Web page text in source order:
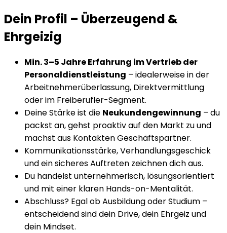
Dein Profil – Überzeugend &
Ehrgeizig
Min. 3–5 Jahre Erfahrung im Vertrieb der
Personaldienstleistung – idealerweise in der
Arbeitnehmerüberlassung, Direktvermittlung
oder im Freiberufler-Segment.
Deine Stärke ist die Neukundengewinnung – du
packst an, gehst proaktiv auf den Markt zu und
machst aus Kontakten Geschäftspartner.
Kommunikationsstärke, Verhandlungsgeschick
und ein sicheres Auftreten zeichnen dich aus.
Du handelst unternehmerisch, lösungsorientiert
und mit einer klaren Hands-on-Mentalität.
Abschluss? Egal ob Ausbildung oder Studium –
entscheidend sind dein Drive, dein Ehrgeiz und
dein Mindset.